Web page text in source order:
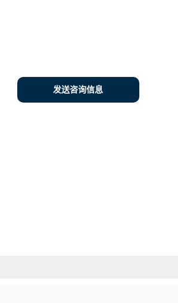
发送咨询信息